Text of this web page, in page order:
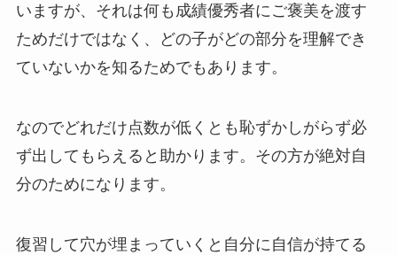
いますが、それは何も成績優秀者にご褒美を渡す
ためだけではなく、どの子がどの部分を理解でき
ていないかを知るためでもあります。
なのでどれだけ点数が低くとも恥ずかしがらず必
ず出してもらえると助かります。その方が絶対自
分のためになります。
復習して穴が埋まっていくと自分に自信が持てる